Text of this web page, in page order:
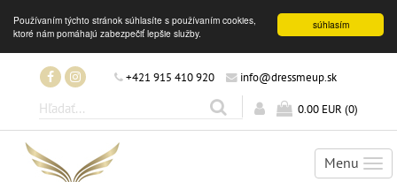
súhlasím
Používaním týchto stránok súhlasíte s používaním cookies,
ktoré nám pomáhajú zabezpečiť lepšie služby.
+421 915 410 920 info@dressmeup.sk
0.00 EUR (0)
Menu